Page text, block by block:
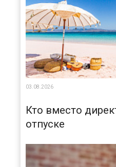
03.08.2026
Кто вместо
отпуске